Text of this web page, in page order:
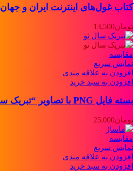
کتاب غول‌های اینترنت ایران و جهان
تومان13,500
مقايسه
نمایش سریع
افزودن به علاقه مندی
افزودن به سبد خرید
بسته فایل PNG با تصاویر “تبریک سال نو” (انگلیسی)
تومان25,000
مقايسه
نمایش سریع
افزودن به علاقه مندی
افزودن به سبد خرید